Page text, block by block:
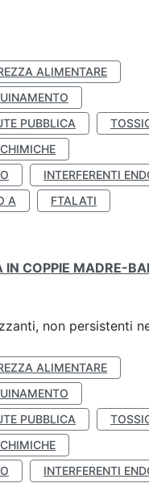
ALIMENTARE
PUBBLICA
INTERFERENTI
A
FTALATI
IN COPPIE MADRE-
non persistenti
ALIMENTARE
PUBBLICA
INTERFERENTI